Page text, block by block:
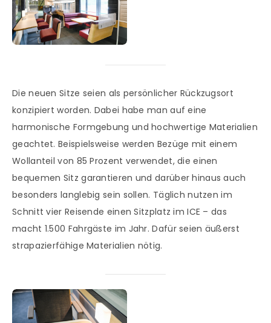
Die neuen Sitze seien als persönlicher Rückzugsort
konzipiert worden. Dabei habe man auf eine
harmonische Formgebung und hochwertige Materialien
geachtet. Beispielsweise werden Bezüge mit einem
Wollanteil von 85 Prozent verwendet, die einen
bequemen Sitz garantieren und darüber hinaus auch
besonders langlebig sein sollen. Täglich nutzen im
Schnitt vier Reisende einen Sitzplatz im ICE – das
macht 1.500 Fahrgäste im Jahr. Dafür seien äußerst
strapazierfähige Materialien nötig.